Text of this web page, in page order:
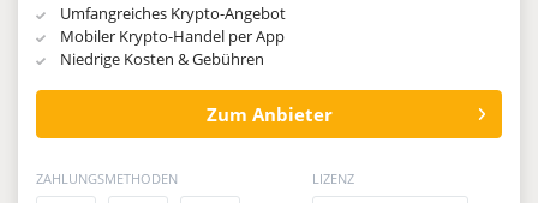
Umfangreiches Krypto-Angebot
Mobiler Krypto-Handel per App
Niedrige Kosten & Gebühren
Zum Anbieter
ZAHLUNGSMETHODEN LIZENZ